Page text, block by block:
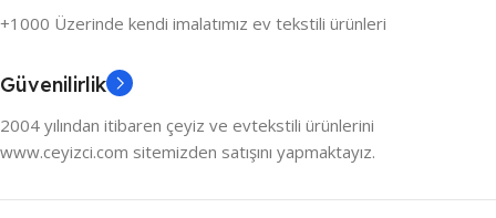
+1000 Üzerinde kendi imalatımız ev tekstili ürünleri
Güvenilirlik
2004 yılından itibaren çeyiz ve evtekstili ürünlerini
www.ceyizci.com sitemizden satışını yapmaktayız.